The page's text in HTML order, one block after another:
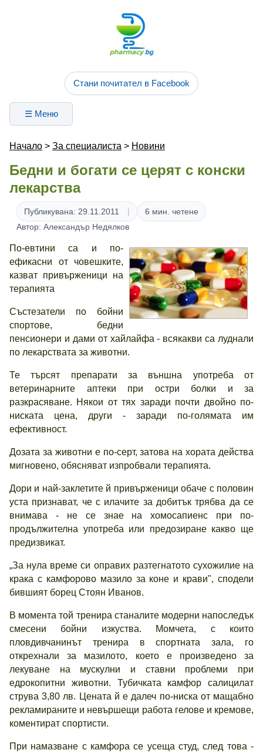
Стани почитател в Facebook
☰ Меню
Начало > За специалиста > Новини
Бедни и богати се церят с конски
лекарства
Публикувана: 29.11.2011
6 мин. четене
Автор: Александър Недялков
По-евтини са и по-
ефикасни от човешките,
казват привърженици на
терапията
Състезатели по бойни
спортове, бедни
пенсионери и дами от хайлайфа - всякакви са луднали
по лекарствата за животни.
Те търсят препарати за външна употреба от
ветеринарните аптеки при остри болки и за
разкрасяване. Някои от тях заради почти двойно по-
ниската цена, други - заради по-голямата им
ефективност.
Дозата за животни е по-серт, затова на хората действа
мигновено, обясняват изпробвали терапията.
Дори и най-заклетите й привърженици обаче с половин
уста признават, че с илачите за добитък трябва да се
внимава - не се знае на хомосапиенс при по-
продължителна употреба или предозиране какво ще
предизвикат.
„За нула време си оправих разтегнатото сухожилие на
крака с камфорово мазило за коне и крави", сподели
бившият борец Стоян Иванов.
В момента той тренира станалите модерни напоследък
смесени бойни изкуства. Момчета, с които
пловдивчанинът тренира в спортната зала, го
открехнали за мазилото, което е произведено за
лекуване на мускулни и ставни проблеми при
едрокопитни животни. Тубичката камфор салицилат
струва 3,80 лв. Цената й е далеч по-ниска от мащабно
рекламираните и невършещи работа гелове и кремове,
коментират спортисти.
При намазване с камфора се усеща студ, след това -